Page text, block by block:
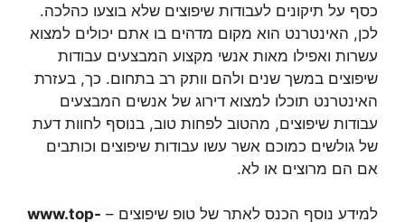
כסף על תיקונים לעבודות שיפוצים שלא בוצעו כהלכה.
לכן, האינטרנט הוא מקום מדהים בו אתם יכולים למצוא
עשרות ואפילו מאות אנשי מקצוע המבצעים עבודות
שיפוצים במשך שנים ולהם וותק רב בתחום. כך, בעזרת
האינטרנט תוכלו למצוא דירוג של אנשים המבצעים
עבודות שיפוצים, מהטוב לפחות טוב, בנוסף לחוות דעת
של גולשים כמוכם אשר עשו עבודות שיפוצים וכותבים
אם הם מרוצים או לא.
למידע נוסף הכנס לאתר של טופ שיפוצים – www.top-